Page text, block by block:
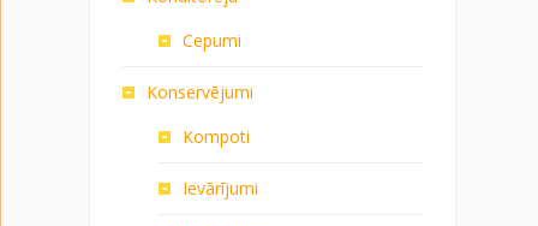
Cepumi
Konservējumi
Kompoti
Ievārījumi